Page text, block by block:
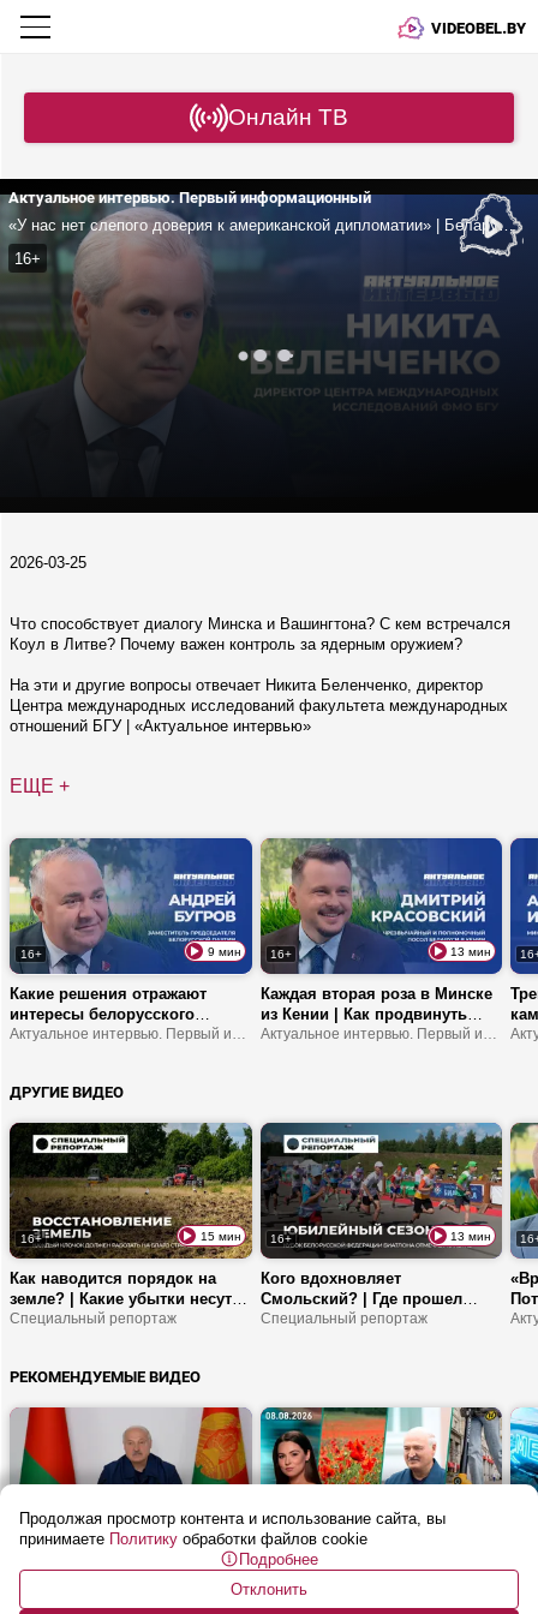
VIDEOBEL.BY
Онлайн ТВ
Актуальное интервью. Первый информационный
«У нас нет слепого доверия к американской дипломатии» | Беларуси и США может помешать ЕС? | Почему важен контроль за мирным атомом? | Беленченко
16+
2026-03-25
Что способствует диалогу Минска и Вашингтона? С кем встречался
Коул в Литве? Почему важен контроль за ядерным оружием?
На эти и другие вопросы отвечает Никита Беленченко, директор
Центра международных исследований факультета международных
отношений БГУ | «Актуальное интервью»
ЕЩЕ +
16+ 9 мин
Какие решения отражают
интересы белорусского
народа? | Что устанавливает
ответственность делегатов
16+ 13 мин
Каждая вторая роза в Минске
из Кении | Как продвинуть
туда молочку? | В Африке
ДРУГИЕ ВИДЕО
16+ 15 мин
Как наводится порядок на
земле? | Какие убытки несут
заросшие поля? | Почему
Специальный репортаж
16+ 13 мин
Кого вдохновляет
Смольский? | Где прошел
Кубок БФБ? | Что эти
Специальный репортаж
РЕКОМЕНДУЕМЫЕ ВИДЕО
16+ 26 мин
БАЛОВАТЬСЯ! | Совещание по
ТОРГОВЛЕ: цены, автолавки и
16+
Почему в Гродно запретили
шеринг электросамокатов? | В
Продолжая просмотр контента и использование сайта, вы
принимаете Политику обработки файлов cookie
Подробнее
Отклонить